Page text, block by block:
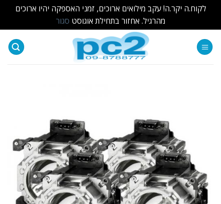
לקוח.ה יקר.ה! עקב מילואים ארוכים, זמני האספקה יהיו ארוכים
מהרגיל. אחזור בתחילת אוגוסט סגור